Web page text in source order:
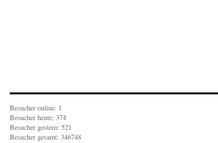
Besucher online: 1
Besucher heute: 374
Besucher gestern: 521
Besucher gesamt: 346748